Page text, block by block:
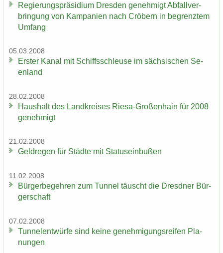
Re­gie­rungs­prä­si­di­um Dres­den ge­neh­migt Ab­fall­ver­
brin­gung von Kam­pa­ni­en nach Crö­bern in be­grenz­tem
Um­fang
05.03.2008
Ers­ter Kanal mit Schiffs­schleu­se im säch­si­schen Se­
en­land
28.02.2008
Haus­halt des Land­krei­ses Riesa-​Großenhain für 2008
ge­neh­migt
21.02.2008
Geld­re­gen für Städ­te mit Sta­tus­ein­bu­ßen
11.02.2008
Bür­ger­be­geh­ren zum Tun­nel täuscht die Dresd­ner Bür­
ger­schaft
07.02.2008
Tun­nel­ent­wür­fe sind keine ge­neh­mi­gungs­rei­fen Pla­
nun­gen